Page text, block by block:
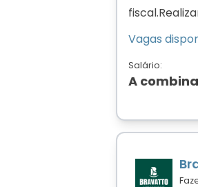
realizar
receber
Vagas
Salário:
A